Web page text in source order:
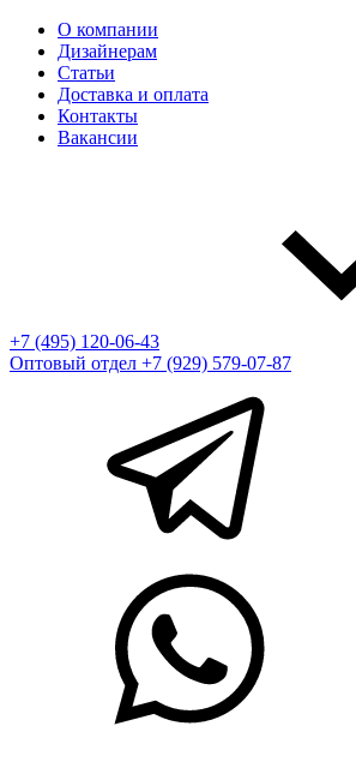
О компании
Дизайнерам
Статьи
Доставка и оплата
Контакты
Вакансии
+7 (495) 120-06-43
Оптовый отдел +7 (929) 579-07-87